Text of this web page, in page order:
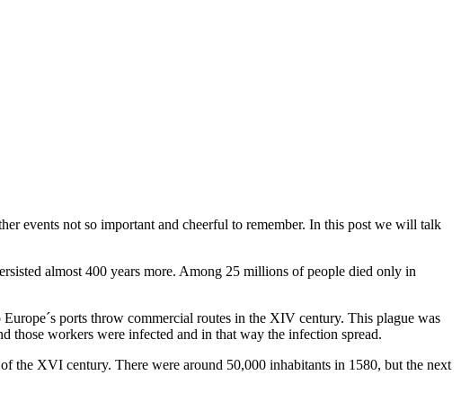
events not so important and cheerful to remember. In this post we will talk
almost 400 years more. Among 25 millions of people died only in
ports throw commercial routes in the XIV century. This plague was
those workers were infected and in that way the infection spread.
the XVI century. There were around 50,000 inhabitants in 1580, but the next